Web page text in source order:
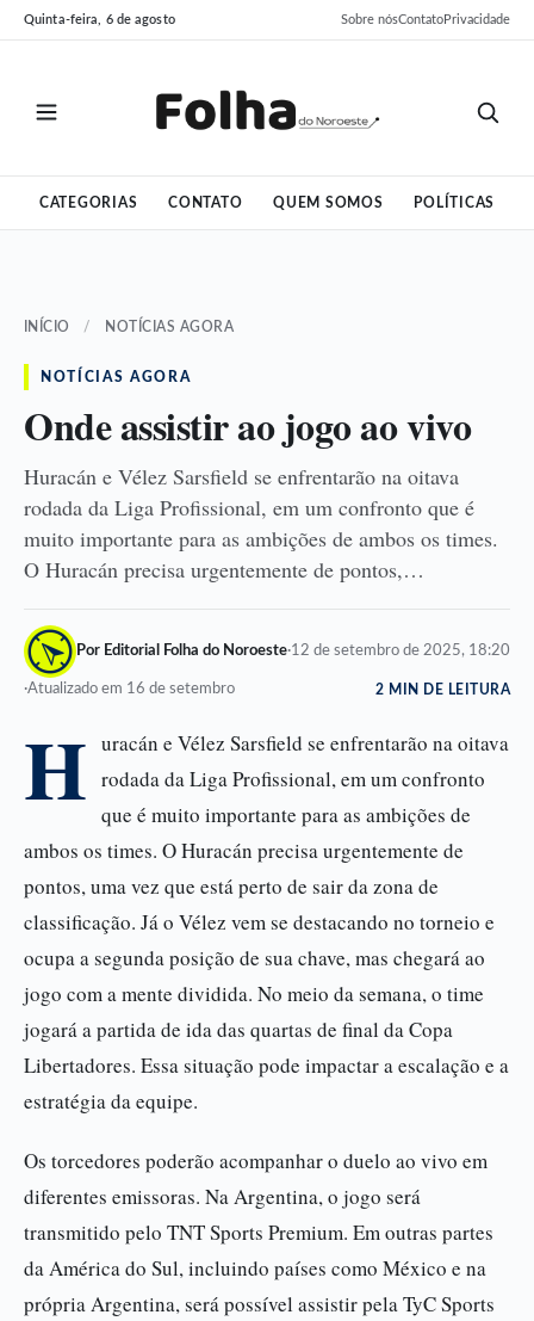
Pular
para
Pular
para
Quinta-feira, 6 de agosto Sobre nósContatoPrivacidade
CATEGORIAS CONTATO QUEM SOMOS POLÍTICAS
INÍCIO / NOTÍCIAS AGORA
NOTÍCIAS AGORA
Onde assistir ao jogo ao vivo
Huracán e Vélez Sarsfield se enfrentarão na oitava
rodada da Liga Profissional, em um confronto que é
muito importante para as ambições de ambos os times.
O Huracán precisa urgentemente de pontos,…
Por Editorial Folha do Noroeste·12 de setembro de 2025, 18:20
·Atualizado em 16 de setembro 2 MIN DE LEITURA
H uracán e Vélez Sarsfield se enfrentarão na oitava
rodada da Liga Profissional, em um confronto
que é muito importante para as ambições de
ambos os times. O Huracán precisa urgentemente de
pontos, uma vez que está perto de sair da zona de
classificação. Já o Vélez vem se destacando no torneio e
ocupa a segunda posição de sua chave, mas chegará ao
jogo com a mente dividida. No meio da semana, o time
jogará a partida de ida das quartas de final da Copa
Libertadores. Essa situação pode impactar a escalação e a
estratégia da equipe.
Os torcedores poderão acompanhar o duelo ao vivo em
diferentes emissoras. Na Argentina, o jogo será
transmitido pelo TNT Sports Premium. Em outras partes
da América do Sul, incluindo países como México e na
própria Argentina, será possível assistir pela TyC Sports